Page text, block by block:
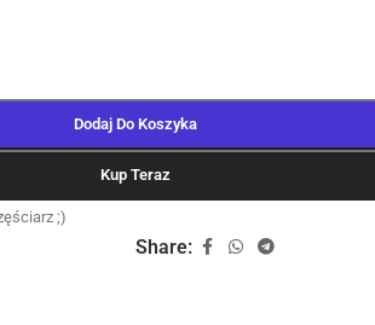
Dodaj Do Koszyka
Kup Teraz
;)
Share: